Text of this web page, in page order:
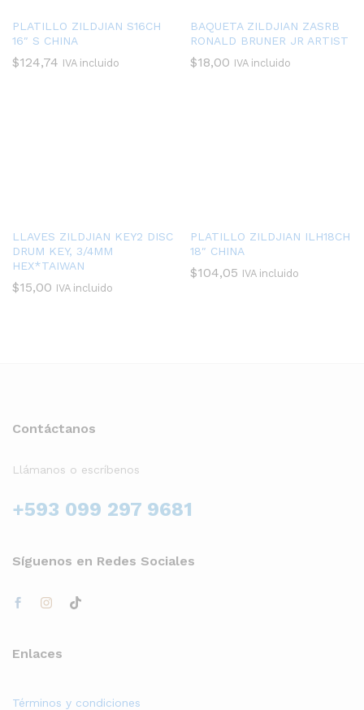
PLATILLO ZILDJIAN S16CH
16″ S CHINA
$124,74 IVA incluido
BAQUETA ZILDJIAN ZASRB
RONALD BRUNER JR ARTIST
$18,00 IVA incluido
LLAVES ZILDJIAN KEY2 DISC
DRUM KEY, 3/4MM
HEX*TAIWAN
$15,00 IVA incluido
PLATILLO ZILDJIAN ILH18CH
18″ CHINA
$104,05 IVA incluido
Contáctanos
Llámanos o escríbenos
+593 099 297 9681
Síguenos en Redes Sociales
Enlaces
Términos y condiciones